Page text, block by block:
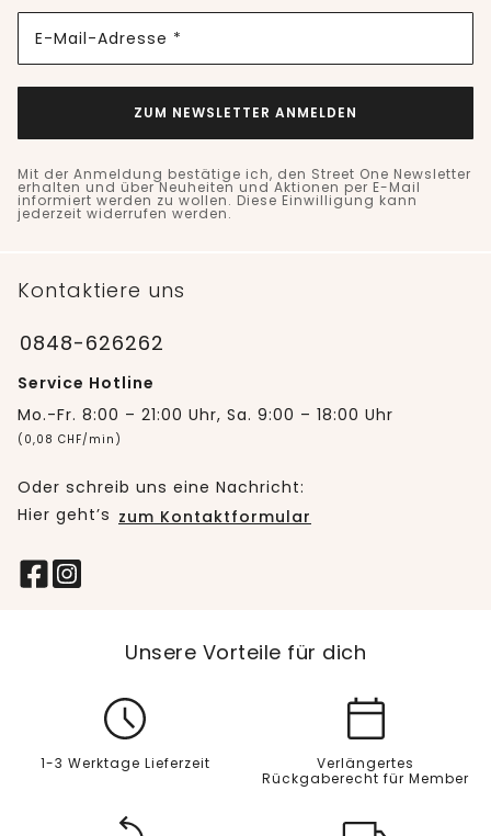
E-Mail-Adresse *
ZUM NEWSLETTER ANMELDEN
Mit der Anmeldung bestätige ich, den Street One Newsletter
erhalten und über Neuheiten und Aktionen per E-Mail
informiert werden zu wollen. Diese Einwilligung kann
jederzeit widerrufen werden.
Kontaktiere uns
0848-626262
Service Hotline
Mo.-Fr. 8:00 – 21:00 Uhr, Sa. 9:00 – 18:00 Uhr
(0,08 CHF/min)
Oder schreib uns eine Nachricht:
Hier geht’s zum Kontaktformular
Unsere Vorteile für dich
1-3 Werktage Lieferzeit
Verlängertes
Rückgaberecht für Member